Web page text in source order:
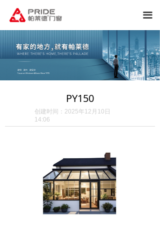
끀
PY150
创建时间： 2025年12月10日
14:06